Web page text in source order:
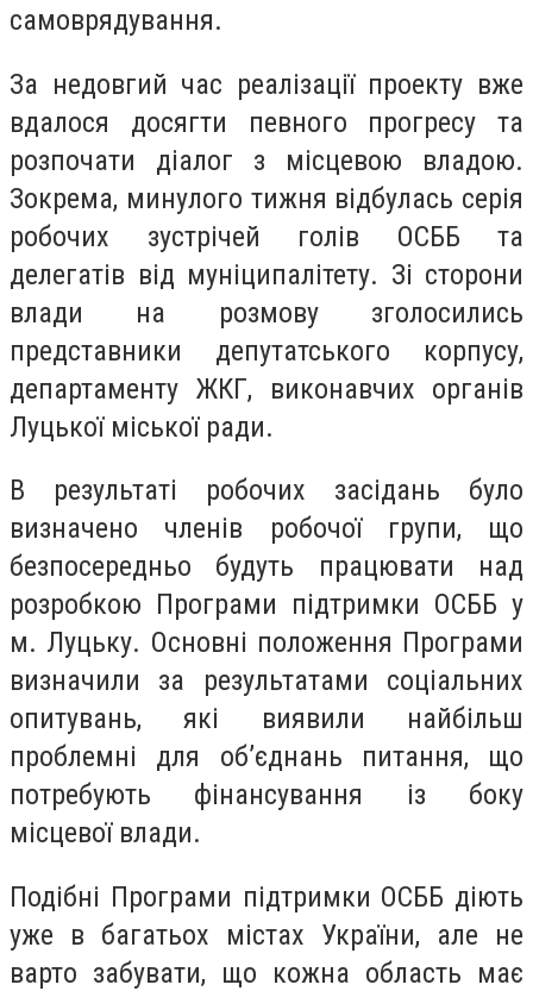
самоврядування.
За недовгий час реалізації проекту вже
вдалося досягти певного прогресу та
розпочати діалог з місцевою владою.
Зокрема, минулого тижня відбулась серія
робочих зустрічей голів ОСББ та
делегатів від муніципалітету. Зі сторони
влади на розмову зголосились
представники депутатського корпусу,
департаменту ЖКГ, виконавчих органів
Луцької міської ради.
В результаті робочих засідань було
визначено членів робочої групи, що
безпосередньо будуть працювати над
розробкою Програми підтримки ОСББ у
м. Луцьку. Основні положення Програми
визначили за результатами соціальних
опитувань, які виявили найбільш
проблемні для об’єднань питання, що
потребують фінансування із боку
місцевої влади.
Подібні Програми підтримки ОСББ діють
уже в багатьох містах України, але не
варто забувати, що кожна область має